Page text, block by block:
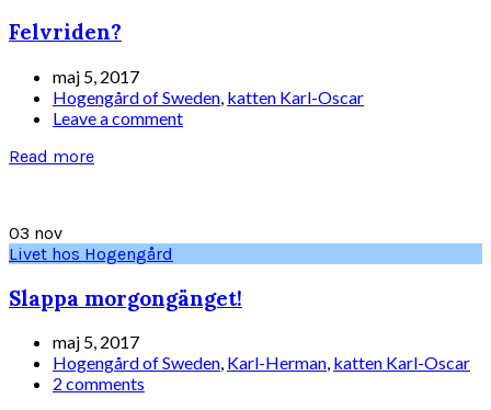
Felvriden?
maj 5, 2017
Hogengård of Sweden, katten Karl-Oscar
Leave a comment
Read more
03 nov
Livet hos Hogengård
Slappa morgongänget!
maj 5, 2017
Hogengård of Sweden, Karl-Herman, katten Karl-Oscar
2 comments